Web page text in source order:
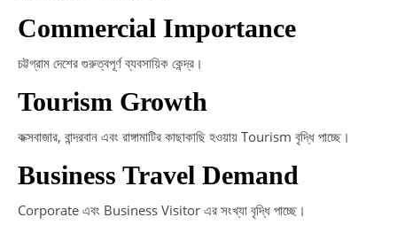
Commercial Importance
চট্টগ্রাম দেশের গুরুত্বপূর্ণ ব্যবসায়িক কেন্দ্র।
Tourism Growth
কক্সবাজার, বান্দরবান এবং রাঙ্গামাটির কাছাকাছি হওয়ায় Tourism বৃদ্ধি পাচ্ছে।
Business Travel Demand
Corporate এবং Business Visitor এর সংখ্যা বৃদ্ধি পাচ্ছে।